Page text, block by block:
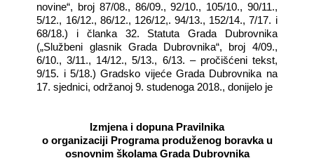
novine“, broj 87/08., 86/09., 92/10., 105/10., 90/11.,
5/12., 16/12., 86/12., 126/12,. 94/13., 152/14., 7/17. i
68/18.) i članka 32. Statuta Grada Dubrovnika
(„Službeni glasnik Grada Dubrovnika“, broj 4/09.,
6/10., 3/11., 14/12., 5/13., 6/13. – pročišćeni tekst,
9/15. i 5/18.) Gradsko vijeće Grada Dubrovnika na
17. sjednici, održanoj 9. studenoga 2018., donijelo je
Izmjena i dopuna Pravilnika
o organizaciji Programa produženog boravka u
osnovnim školama Grada Dubrovnika